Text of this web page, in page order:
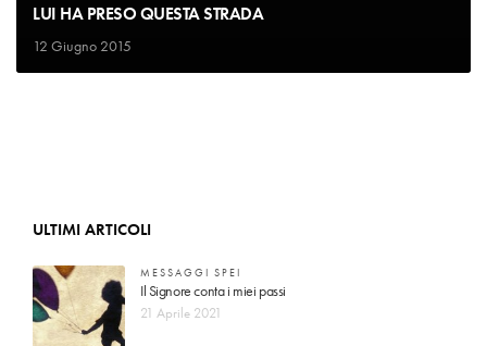
LUI HA PRESO QUESTA STRADA
12 Giugno 2015
ULTIMI ARTICOLI
MESSAGGI SPEI
Il Signore conta i miei passi
21 Aprile 2021